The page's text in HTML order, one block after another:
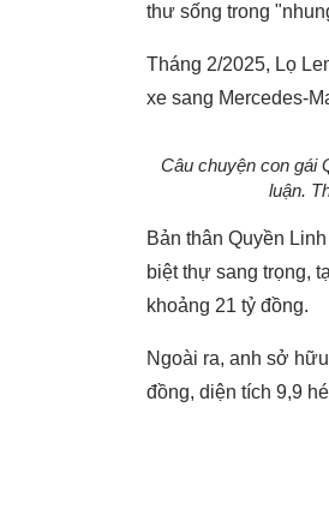
thư sống trong
Tháng 2/2025, Lọ
xe sang Mercedes-
Câu chuyện con gái
luận.
Bản thân Quyền
biệt thự sang trọng,
khoảng 21 tỷ đồng.
Ngoài ra, anh sở
đồng, diện tích 9,9